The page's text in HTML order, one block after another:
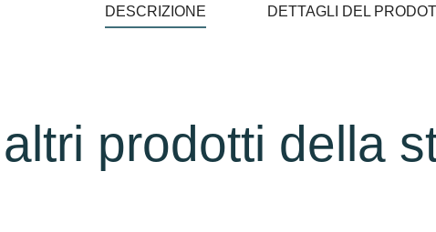
DESCRIZIONE DETTAGLI DEL
prodotti della